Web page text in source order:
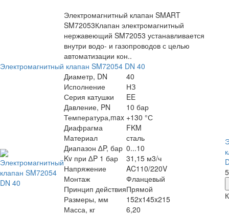
Электромагнитный клапан SMART
SM72053Клапан электромагнитный
нержавеющий SM72053 устанавливается
внутри водо- и газопроводов с целью
автоматизации кон..
Электромагнитный клапан SM72054 DN 40
Диаметр, DN
40
Исполнение
НЗ
Серия катушки
EE
Давление, PN
10 бар
Температура,max +130 °С
Диафрагма
FKM
Материал
сталь
Диапазон ∆P, бар 0...10
Kv при ∆P 1 бар
31,15 м3/ч
Напряжение
AC110/220V
Монтаж
Фланцевый
Принцип действияПрямой
Размеры, мм
152x145x215
Масса, кг
6,20